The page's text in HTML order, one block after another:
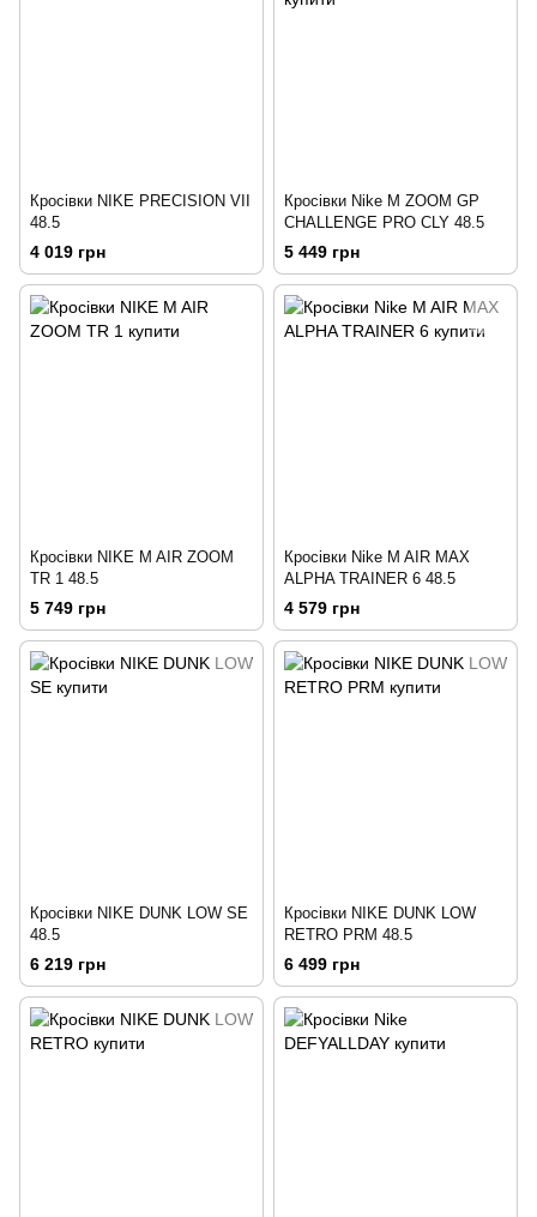
Кросівки NIKE PRECISION VII
48.5
4 019 грн
Кросівки Nike M ZOOM GP
CHALLENGE PRO CLY 48.5
5 449 грн
Кросівки NIKE M AIR ZOOM
TR 1 48.5
5 749 грн
Кросівки Nike M AIR MAX
ALPHA TRAINER 6 48.5
4 579 грн
Кросівки NIKE DUNK LOW SE
48.5
6 219 грн
Кросівки NIKE DUNK LOW
RETRO PRM 48.5
6 499 грн